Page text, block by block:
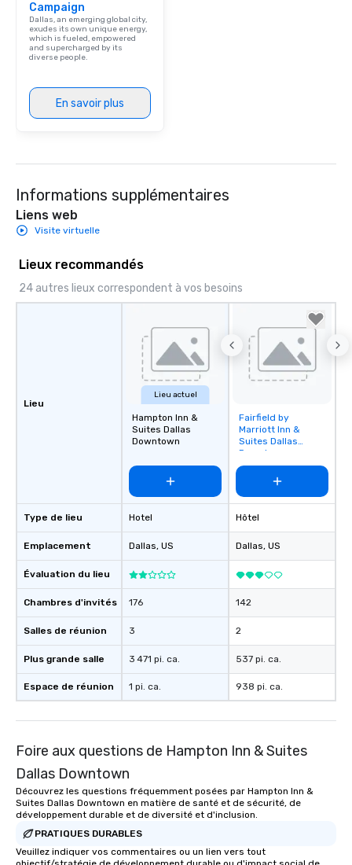
Campaign
Dallas, an emerging global city,
exudes its own unique energy,
which is fueled, empowered
and supercharged by its
diverse people.
En savoir plus
Informations supplémentaires
Liens web
Visite virtuelle
Lieux recommandés
24 autres lieux correspondent à vos besoins
Lieu
Type de lieu
Emplacement
Évaluation du lieu
Chambres d'invités
Salles de réunion
Plus grande salle
Espace de réunion
Lieu actuel
Hampton Inn &
Suites Dallas
Downtown
Hotel
Dallas, US
176
3
3 471 pi. ca.
1 pi. ca.
Removed from
favorites
Fairfield by
Marriott Inn &
Suites Dallas
Downtown
Hôtel
Dallas, US
142
2
537 pi. ca.
938 pi. ca.
Foire aux questions de Hampton Inn & Suites
Dallas Downtown
Découvrez les questions fréquemment posées par Hampton Inn &
Suites Dallas Downtown en matière de santé et de sécurité, de
développement durable et de diversité et d'inclusion.
PRATIQUES DURABLES
Veuillez indiquer vos commentaires ou un lien vers tout